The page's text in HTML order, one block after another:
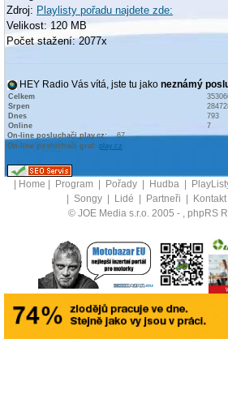
Zdroj: Playlisty pořadu najdete zde:
Velikost: 120 MB
Počet stažení: 2077x
HEY Radio Vás vítá, jste tu jako neznámý
Celkem
Srpen
Dnes
793
Online
7
On-line posluchači play.cz:
67
On-line posluchači graf: play.cz
Home Program Pořady Hudba
Songy Lidé Partneři Kontakt
© JOE Media s.r.o. 2005 - , phpRS